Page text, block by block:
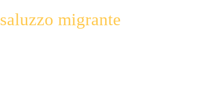
saluzzo migrante